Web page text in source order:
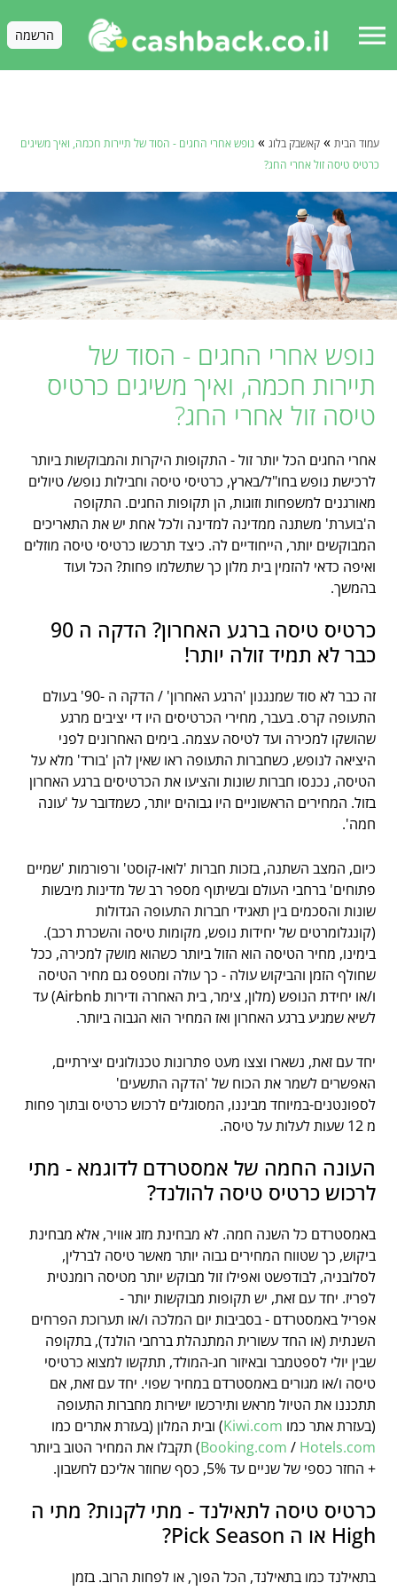
menu הרשמה
עמוד הבית » קאשבק בלוג » נופש אחרי החגים - הסוד של תיירות חכמה, ואיך משיגים
כרטיס טיסה זול אחרי החג?
נופש אחרי החגים - הסוד של
תיירות חכמה, ואיך משיגים כרטיס
טיסה זול אחרי החג?
אחרי החגים הכל יותר זול - התקופות היקרות והמבוקשות ביותר
לרכישת נופש בחו"ל/בארץ, כרטיסי טיסה וחבילות נופש/ טיולים
מאורגנים למשפחות וזוגות, הן תקופות החגים. התקופה
ה'בוערת' משתנה ממדינה למדינה ולכל אחת יש את התאריכים
המבוקשים יותר, הייחודיים לה. כיצד תרכשו כרטיסי טיסה מוזלים
ואיפה כדאי להזמין בית מלון כך שתשלמו פחות? הכל ועוד
בהמשך.
כרטיס טיסה ברגע האחרון? הדקה ה 90
כבר לא תמיד זולה יותר!
זה כבר לא סוד שמנגנון 'הרגע האחרון' / הדקה ה -90' בעולם
התעופה קרס. בעבר, מחירי הכרטיסים היו די יציבים מרגע
שהושקו למכירה ועד לטיסה עצמה. בימים האחרונים לפני
היציאה לנופש, כשחברות התעופה ראו שאין להן 'בורד' מלא על
הטיסה, נכנסו חברות שונות והציעו את הכרטיסים ברגע האחרון
בזול. המחירים הראשוניים היו גבוהים יותר, כשמדובר על 'עונה
חמה'.
כיום, המצב השתנה, בזכות חברות 'לואו-קוסט' ורפורמות 'שמיים
פתוחים' ברחבי העולם ובשיתוף מספר רב של מדינות מיבשות
שונות והסכמים בין תאגידי חברות התעופה הגדולות
(קונגלומרטים של יחידות נופש, מקומות טיסה והשכרת רכב).
בימינו, מחיר הטיסה הוא הזול ביותר כשהוא מושק למכירה, ככל
שחולף הזמן והביקוש עולה - כך עולה ומטפס גם מחיר הטיסה
ו/או יחידת הנופש (מלון, צימר, בית האחרה ודירות Airbnb) עד
לשיא שמגיע ברגע האחרון ואז המחיר הוא הגבוה ביותר.
יחד עם זאת, נשארו וצצו מעט פתרונות טכנולוגים יצירתיים,
האפשרים לשמר את הכוח של 'הדקה התשעים'
לספונטנים-במיוחד מביננו, המסוגלים לרכוש כרטיס ובתוך פחות
מ 12 שעות לעלות על טיסה.
העונה החמה של אמסטרדם לדוגמא - מתי
לרכוש כרטיס טיסה להולנד?
באמסטרדם כל השנה חמה. לא מבחינת מזג אוויר, אלא מבחינת
ביקוש, כך שטווח המחירים גבוה יותר מאשר טיסה לברלין,
לסלובניה, לבודפשט ואפילו זול מבוקש יותר מטיסה רומנטית
לפריז. יחד עם זאת, יש תקופות מבוקשות יותר -
אפריל באמסטרדם - בסביבות יום המלכה ו/או תערוכת הפרחים
השנתית (או החד עשורית המתנהלת ברחבי הולנד), בתקופה
שבין יולי לספטמבר ובאיזור חג-המולד, תתקשו למצוא כרטיסי
טיסה ו/או מגורים באמסטרדם במחיר שפוי. יחד עם זאת, אם
תתכננו את הטיול מראש ותירכשו ישירות מחברות התעופה
(בעזרת אתר כמו Kiwi.com) ובית המלון (בעזרת אתרים כמו
Booking.com / Hotels.com
) תקבלו את המחיר הטוב ביותר
+ החזר כספי של שניים עד 5%, כסף שחוזר אליכם לחשבון.
כרטיס טיסה לתאילנד - מתי לקנות? מתי ה
High או ה Pick Season?
בתאילנד כמו בתאילנד, הכל הפוך, או לפחות הרוב. בזמן